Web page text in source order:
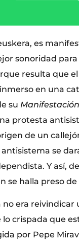
es
sonoridad
resulta que
en una
su Manifestación
protesta
de un
se
Y así,
se halla preso
no era
crispada que
por Pepe